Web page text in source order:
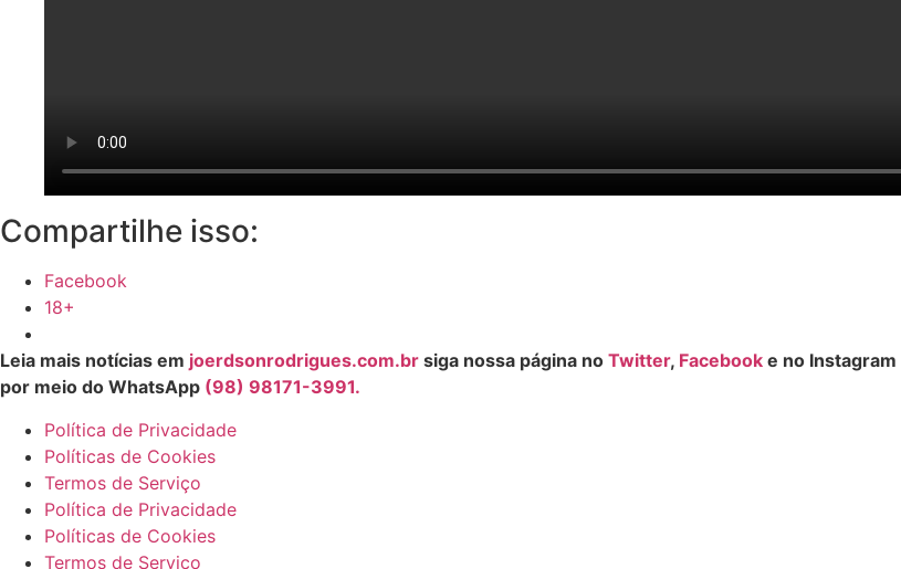
Compartilhe isso:
Facebook
18+
Leia mais notícias em joerdsonrodrigues.com.br siga nossa página no Twitter, Facebook e no Instagram
por meio do WhatsApp (98) 98171-3991.
Política de Privacidade
Políticas de Cookies
Termos de Serviço
Política de Privacidade
Políticas de Cookies
Termos de Serviço